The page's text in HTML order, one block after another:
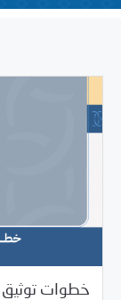
خطوات توثيق